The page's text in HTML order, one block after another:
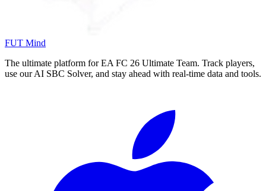
FUT Mind
The ultimate platform for EA FC 26 Ultimate Team. Track players,
use our AI SBC Solver, and stay ahead with real-time data and tools.